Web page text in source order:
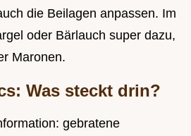
die Beilagen anpassen. Im
oder Bärlauch super dazu,
Maronen.
Was steckt drin?
gebratene